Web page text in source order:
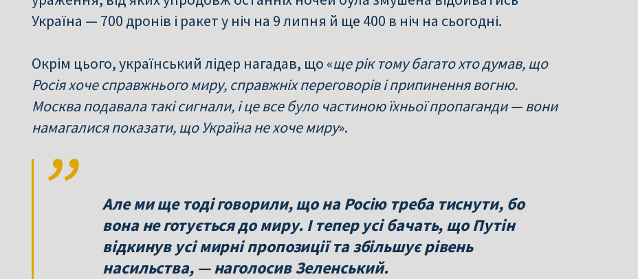
Україна — 700 дронів і ракет у ніч на 9 липня й ще 400 в ніч на сьогодні.
Окрім цього, український лідер нагадав, що «ще рік тому багато хто думав, що
Росія хоче справжнього миру, справжніх переговорів і припинення вогню.
Москва подавала такі сигнали, і це все було частиною їхньої пропаганди — вони
намагалися показати, що Україна не хоче миру».
Але ми ще тоді говорили, що на Росію треба тиснути, бо
вона не готується до миру. І тепер усі бачать, що Путін
відкинув усі мирні пропозиції та збільшує рівень
насильства, — наголосив Зеленський.